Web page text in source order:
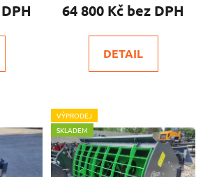
64 800 Kč
DETAIL
VÝPRODEJ
SKLADEM